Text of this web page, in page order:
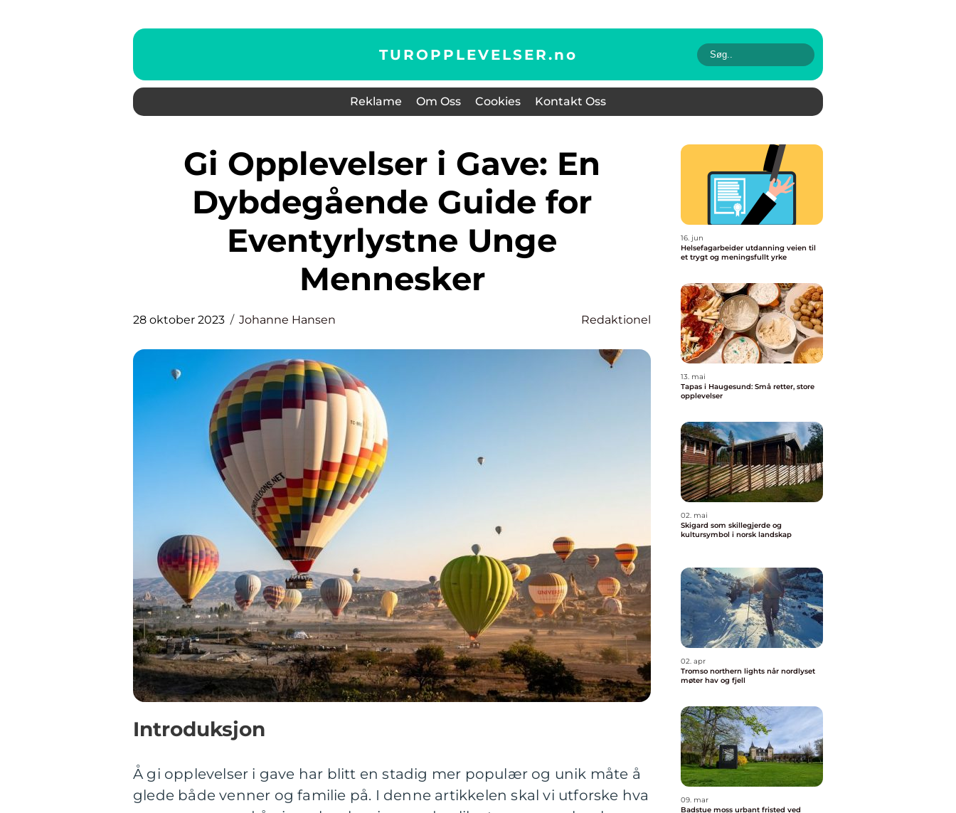
TUROPPLEVELSER.no
Reklame Om Oss Cookies Kontakt Oss
Gi Opplevelser i Gave: En
Dybdegående Guide for
Eventyrlystne Unge
Mennesker
28 oktober 2023 Johanne Hansen Redaktionel
Introduksjon
Å gi opplevelser i gave har blitt en stadig mer populær og unik måte å
glede både venner og familie på. I denne artikkelen skal vi utforske hva
16. jun
Helsefagarbeider utdanning veien til
et trygt og meningsfullt yrke
13. mai
Tapas i Haugesund: Små retter, store
opplevelser
02. mai
Skigard som skillegjerde og
kultursymbol i norsk landskap
02. apr
Tromso northern lights når nordlyset
møter hav og fjell
09. mar
Badstue moss urbant fristed ved